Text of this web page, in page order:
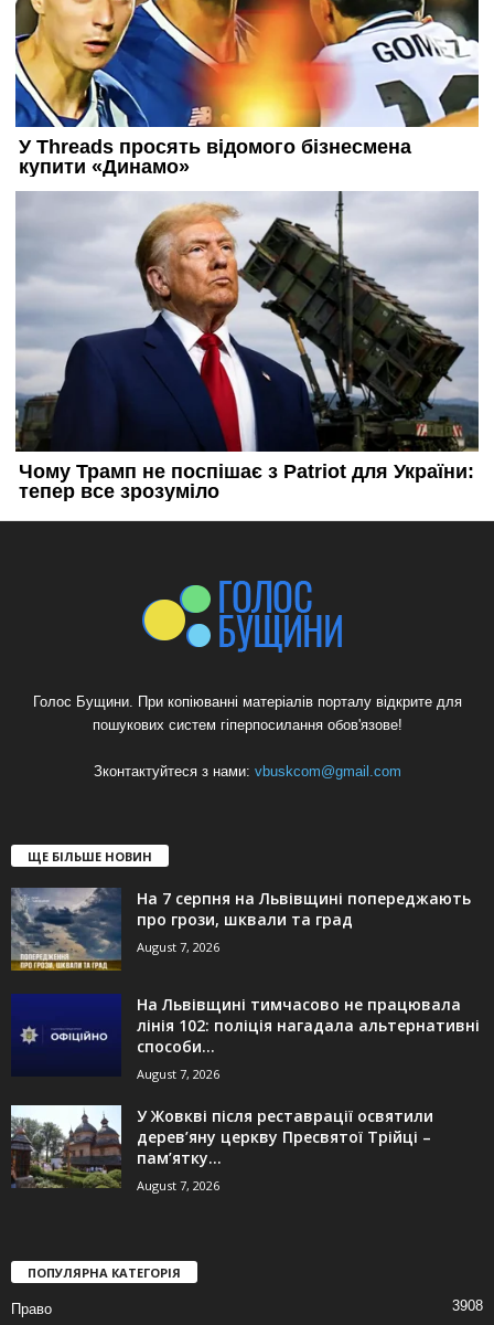
Голос Бущини. При копіюванні матеріалів порталу відкрите для
пошукових систем гіперпосилання обов'язове!
Зконтактуйтеся з нами: vbuskcom@gmail.com
ЩЕ БІЛЬШЕ НОВИН
На 7 серпня на Львівщині попереджають
про грози, шквали та град
August 7, 2026
На Львівщині тимчасово не працювала
лінія 102: поліція нагадала альтернативні
способи...
August 7, 2026
У Жовкві після реставрації освятили
дерев’яну церкву Пресвятої Трійці –
пам’ятку...
August 7, 2026
ПОПУЛЯРНА КАТЕГОРІЯ
Право 3908